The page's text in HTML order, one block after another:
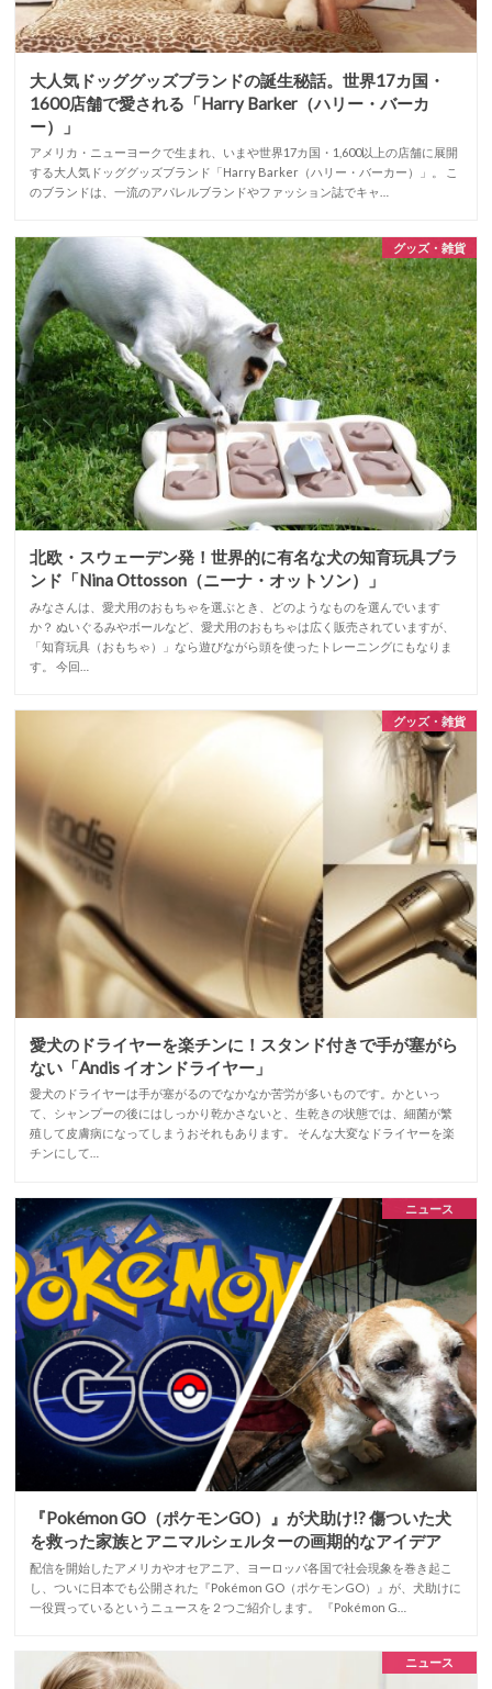
大人気ドッググッズブランドの誕生秘話。世界17カ国・
1600店舗で愛される「Harry Barker（ハリー・バーカ
ー）」
アメリカ・ニューヨークで生まれ、いまや世界17カ国・1,600以上の店舗に展開
する大人気ドッググッズブランド「Harry Barker（ハリー・バーカー）」。 こ
のブランドは、一流のアパレルブランドやファッション誌でキャ…
グッズ・雑貨
北欧・スウェーデン発！世界的に有名な犬の知育玩具ブラ
ンド「Nina Ottosson（ニーナ・オットソン）」
みなさんは、愛犬用のおもちゃを選ぶとき、どのようなものを選んでいます
か？ ぬいぐるみやボールなど、愛犬用のおもちゃは広く販売されていますが、
「知育玩具（おもちゃ）」なら遊びながら頭を使ったトレーニングにもなりま
す。 今回…
グッズ・雑貨
愛犬のドライヤーを楽チンに！スタンド付きで手が塞がら
ない「Andis イオンドライヤー」
愛犬のドライヤーは手が塞がるのでなかなか苦労が多いものです。かといっ
て、シャンプーの後にはしっかり乾かさないと、生乾きの状態では、細菌が繁
殖して皮膚病になってしまうおそれもあります。 そんな大変なドライヤーを楽
チンにして…
ニュース
『Pokémon GO（ポケモンGO）』が犬助け!? 傷ついた犬
を救った家族とアニマルシェルターの画期的なアイデア
配信を開始したアメリカやオセアニア、ヨーロッパ各国で社会現象を巻き起こ
し、ついに日本でも公開された『Pokémon GO（ポケモンGO）』が、犬助けに
一役買っているというニュースを２つご紹介します。 『Pokémon G…
ニュース